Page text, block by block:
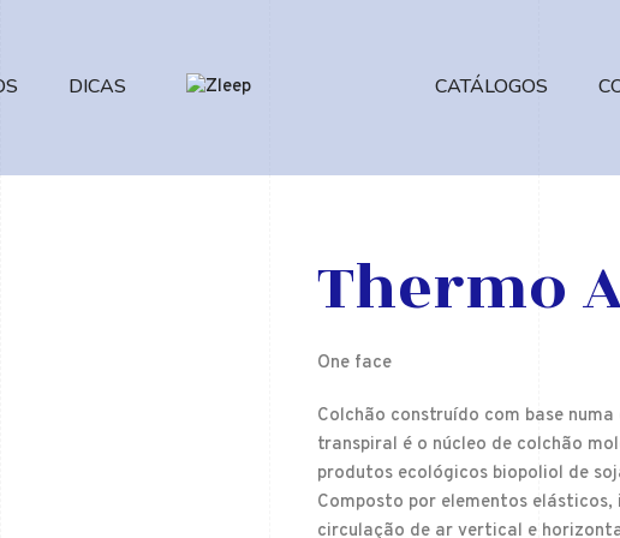
DICAS CATÁLOGOS
Thermo
One face
Colchão construído com base
transpiral é o núcleo de colchão
produtos ecológicos biopoliol de
Composto por elementos
circulação de ar vertical e